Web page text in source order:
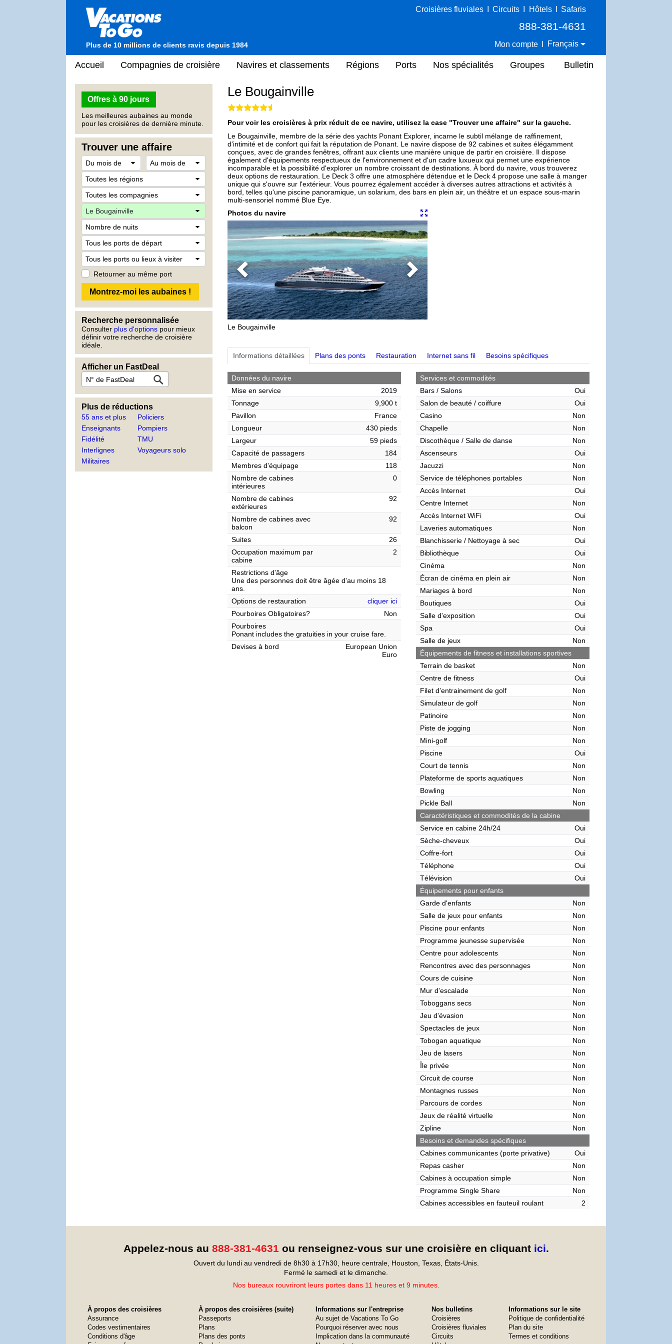
Plus de 10 millions de clients ravis depuis 1984
Croisières fluviales Circuits Hôtels Safaris
888-381-4631
Mon compte Français
Accueil Compagnies de croisière Navires et classements Régions Ports Nos spécialités Groupes Bulletin
Offres à 90 jours
Les meilleures aubaines au monde
pour les croisières de dernière minute.
Trouver une affaire
Retourner au même port
Recherche personnalisée
Consulter plus d'options pour mieux
définir votre recherche de croisière
idéale.
Afficher un FastDeal
Plus de réductions
55 ans et plus
Enseignants
Fidélité
Interlignes
Militaires
Policiers
Pompiers
TMU
Voyageurs solo
Le Bougainville
Pour voir les croisières à prix réduit de ce navire, utilisez la case "Trouver une affaire" sur la gauche.
Le Bougainville, membre de la série des yachts Ponant Explorer, incarne le subtil mélange de raffinement,
d'intimité et de confort qui fait la réputation de Ponant. Le navire dispose de 92 cabines et suites élégamment
conçues, avec de grandes fenêtres, offrant aux clients une manière unique de partir en croisière. Il dispose
également d'équipements respectueux de l'environnement et d'un cadre luxueux qui permet une expérience
incomparable et la possibilité d'explorer un nombre croissant de destinations. À bord du navire, vous trouverez
deux options de restauration. Le Deck 3 offre une atmosphère détendue et le Deck 4 propose une salle à manger
unique qui s'ouvre sur l'extérieur. Vous pourrez également accéder à diverses autres attractions et activités à
bord, telles qu'une piscine panoramique, un solarium, des bars en plein air, un théâtre et un espace sous-marin
multi-sensoriel nommé Blue Eye.
Photos du navire
Previous Next
Le Bougainville
Informations détaillées Plans des ponts Restauration Internet sans fil Besoins spécifiques
Données du navire
Mise en service
2019
Tonnage
9,900 t
Pavillon
France
Longueur
430 pieds
Largeur
59 pieds
Capacité de passagers
184
Membres d'équipage
118
Nombre de cabines
intérieures
0
Nombre de cabines
extérieures
92
Nombre de cabines avec
balcon
92
Suites
26
Occupation maximum par
cabine
2
Restrictions d'âge
Une des personnes doit être âgée d'au moins 18
ans.
Options de restauration
cliquer ici
Pourboires Obligatoires?
Non
Pourboires
Ponant includes the gratuities in your cruise fare.
Devises à bord
European Union
Euro
Services et commodités
Bars / Salons
Oui
Salon de beauté / coiffure
Oui
Casino
Non
Chapelle
Non
Discothèque / Salle de danse
Non
Ascenseurs
Oui
Jacuzzi
Non
Service de téléphones portables
Non
Accès Internet
Oui
Centre Internet
Non
Accès Internet WiFi
Oui
Laveries automatiques
Non
Blanchisserie / Nettoyage à sec
Oui
Bibliothèque
Oui
Cinéma
Non
Écran de cinéma en plein air
Non
Mariages à bord
Non
Boutiques
Oui
Salle d'exposition
Oui
Spa
Oui
Salle de jeux
Non
Équipements de fitness et installations sportives
Terrain de basket
Non
Centre de fitness
Oui
Filet d’entrainement de golf
Non
Simulateur de golf
Non
Patinoire
Non
Piste de jogging
Non
Mini-golf
Non
Piscine
Oui
Court de tennis
Non
Plateforme de sports aquatiques
Non
Bowling
Non
Pickle Ball
Non
Caractéristiques et commodités de la cabine
Service en cabine 24h/24
Oui
Sèche-cheveux
Oui
Coffre-fort
Oui
Téléphone
Oui
Télévision
Oui
Équipements pour enfants
Garde d'enfants
Non
Salle de jeux pour enfants
Non
Piscine pour enfants
Non
Programme jeunesse supervisée
Non
Centre pour adolescents
Non
Rencontres avec des personnages
Non
Cours de cuisine
Non
Mur d'escalade
Non
Toboggans secs
Non
Jeu d'évasion
Non
Spectacles de jeux
Non
Tobogan aquatique
Non
Jeu de lasers
Non
Île privée
Non
Circuit de course
Non
Montagnes russes
Non
Parcours de cordes
Non
Jeux de réalité virtuelle
Non
Zipline
Non
Besoins et demandes spécifiques
Cabines communicantes (porte privative)
Oui
Repas casher
Non
Cabines à occupation simple
Non
Programme Single Share
Non
Cabines accessibles en fauteuil roulant
2
Appelez-nous au 888-381-4631 ou renseignez-vous sur une croisière en cliquant ici.
Ouvert du lundi au vendredi de 8h30 à 17h30, heure centrale, Houston, Texas, États-Unis.
Fermé le samedi et le dimanche.
Nos bureaux rouvriront leurs portes dans 11 heures et 9 minutes.
À propos des croisières
Assurance
Codes vestimentaires
Conditions d'âge
À propos des croisières (suite)
Passeports
Plans
Plans des ponts
Informations sur l'entreprise
Au sujet de Vacations To Go
Pourquoi réserver avec nous
Implication dans la communauté
Nos bulletins
Croisières
Croisières fluviales
Circuits
Informations sur le site
Politique de confidentialité
Plan du site
Termes et conditions